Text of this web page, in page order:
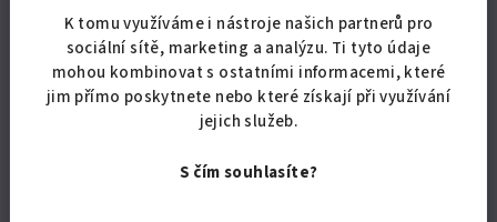
K tomu využíváme i nástroje našich partnerů pro
sociální sítě, marketing a analýzu. Ti tyto údaje
mohou kombinovat s ostatními informacemi, které
jim přímo poskytnete nebo které získají při využívání
jejich služeb.
S čím souhlasíte?
úložný prostor :
ano
Vlastnosti
produktu:
pelest s matrací,s LED
osvětlením
185 x 206 cm